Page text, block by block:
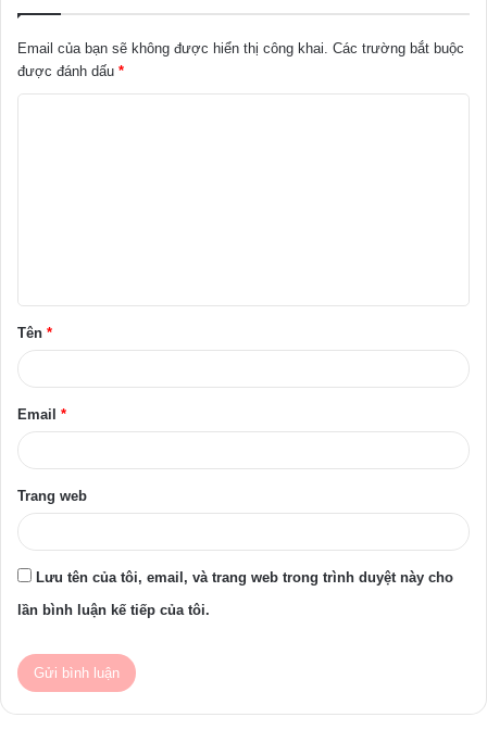
Email của bạn sẽ không được hiển thị công khai. Các trường bắt buộc
được đánh dấu *
ậ
n
Tên *
Email *
Trang web
Lưu tên của tôi, email, và trang web trong trình duyệt này cho
lần bình luận kế tiếp của tôi.